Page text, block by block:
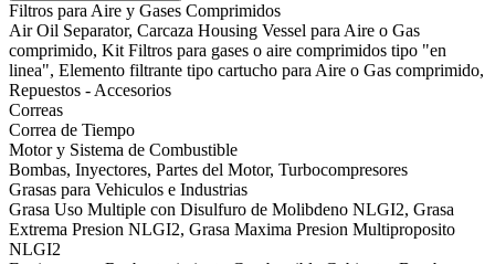
Filtros para Aire y Gases Comprimidos
Air Oil Separator, Carcaza Housing Vessel para Aire o Gas
comprimido, Kit Filtros para gases o aire comprimidos tipo "en
linea", Elemento filtrante tipo cartucho para Aire o Gas comprimido,
Repuestos - Accesorios
Correas
Correa de Tiempo
Motor y Sistema de Combustible
Bombas, Inyectores, Partes del Motor, Turbocompresores
Grasas para Vehiculos e Industrias
Grasa Uso Multiple con Disulfuro de Molibdeno NLGI2, Grasa
Extrema Presion NLGI2, Grasa Maxima Presion Multiproposito
NLGI2